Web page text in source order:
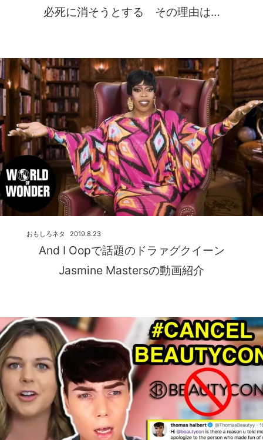
必死に消そうとする その理由は…
And I Oopで話題のドラァグクイーン
Jasmine Mastersの動画紹介
2019.8.23
おもしろネタ